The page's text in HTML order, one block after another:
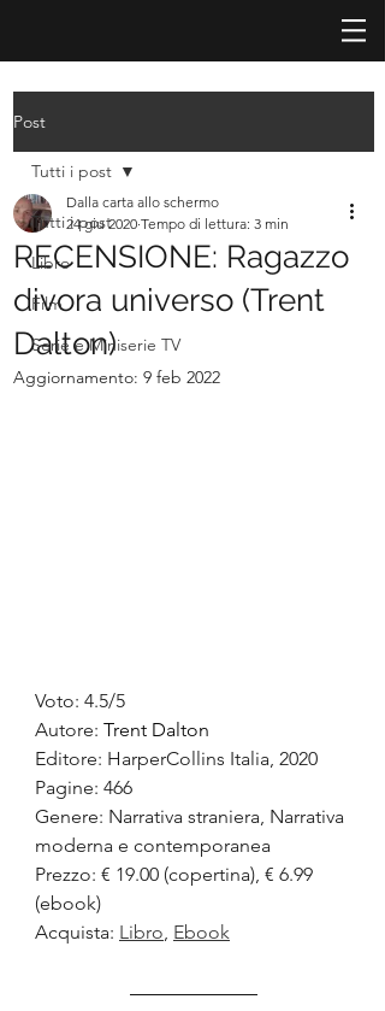
Post
Tutti i post
Libro
Film
Serie e Miniserie TV
Tutti i post
RECENSIONE: Ragazzo
divora universo (Trent
Dalton)
Dalla carta allo schermo
24 giu 2020 Tempo di lettura: 3 min
Aggiornamento: 9 feb 2022
Voto: 4.5/5
Autore: Trent Dalton
Editore: HarperCollins Italia, 2020
Pagine: 466
Genere: Narrativa straniera, Narrativa
moderna e contemporanea
Prezzo: € 19.00 (copertina), € 6.99
(ebook)
Acquista: Libro, Ebook